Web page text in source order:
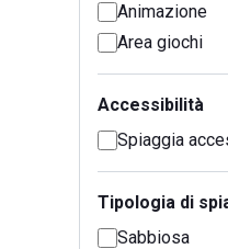
Animazione
Area giochi
Accessibilità
Spiaggia
Tipologia di
Sabbiosa